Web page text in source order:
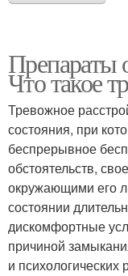
Препараты
Что такое
Тревожное
состояния, при
беспрерывное
обстоятельств,
окружающими его
состоянии
дискомфортные
причиной
и психологических